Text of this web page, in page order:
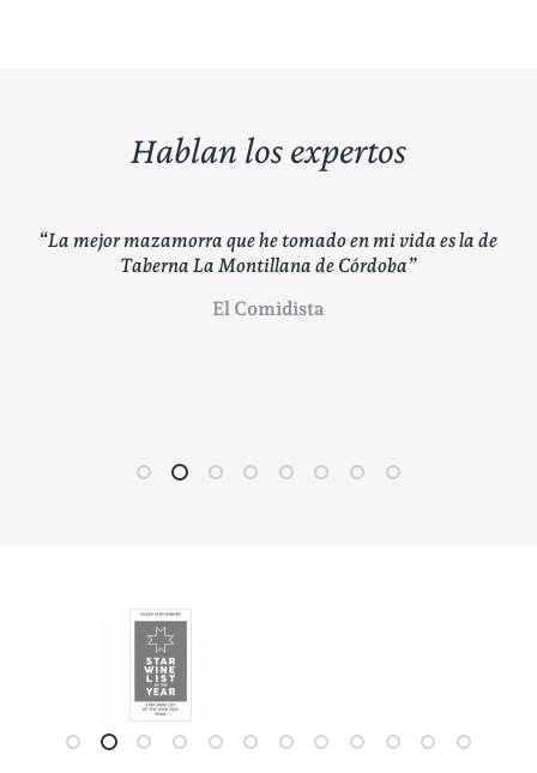
MONTILLANA
Hablan los expertos
“Pueden apostar por un clásico como Taberna La
Montillana, capaz de atender en su carta a todos los